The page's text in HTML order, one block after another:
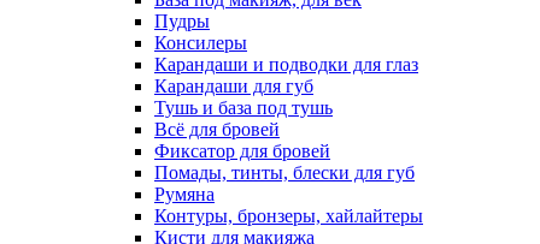
Пудры
Консилеры
Карандаши и подводки для глаз
Карандаши для губ
Тушь и база под тушь
Всё для бровей
Фиксатор для бровей
Помады, тинты, блески для губ
Румяна
Контуры, бронзеры, хайлайтеры
Кисти для макияжа